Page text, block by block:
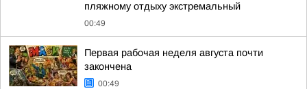
пляжному отдыху экстремальный
00:49
Первая рабочая неделя августа почти
закончена
00:49